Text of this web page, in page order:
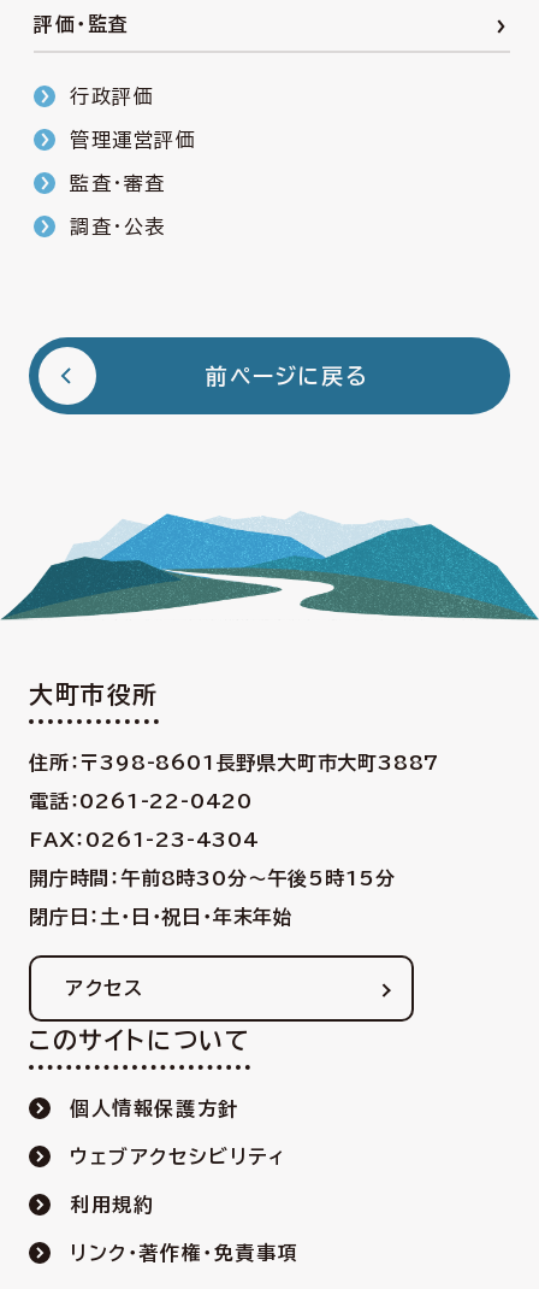
評価・監査
行政評価
管理運営評価
監査・審査
調査・公表
前ページに戻る
大町市役所
住所：〒398-8601 長野県大町市大町3887
電話：0261-22-0420
FAX：0261-23-4304
開庁時間：午前8時30分〜午後5時15分
閉庁日：土・日・祝日・年末年始
アクセス
このサイトについて
個人情報保護方針
ウェブアクセシビリティ
利用規約
リンク・著作権・免責事項